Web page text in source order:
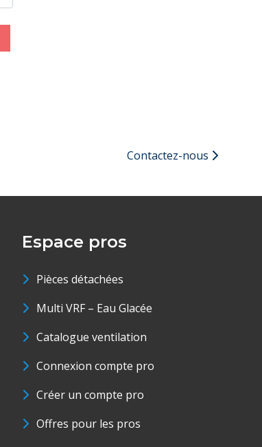
Contactez-nous
Espace pros
Pièces détachées
Multi VRF – Eau Glacée
Catalogue ventilation
Connexion compte pro
Créer un compte pro
Offres pour les pros